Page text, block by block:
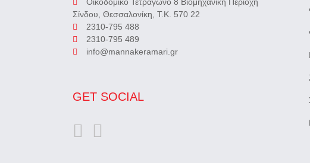
Σίνδου, Θεσσαλονίκη, Τ.Κ. 570 22
2310-795 488
2310-795 489
info@mannakeramari.gr
GET SOCIAL